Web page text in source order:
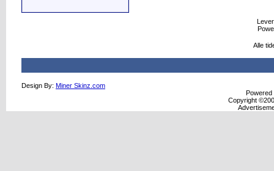
Alle
Design By: Miner Skinz.com
Powered
Copyright